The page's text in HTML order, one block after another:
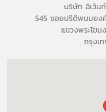
บริษัท อีเว้น
545 ซอยปรีดีพนมยง
แขวงพระโข
กรุงเ